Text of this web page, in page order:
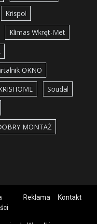
Krispol
Klimas Wkręt-Met
OKNO
Soudal
MONTAŻ
Reklama Kontakt